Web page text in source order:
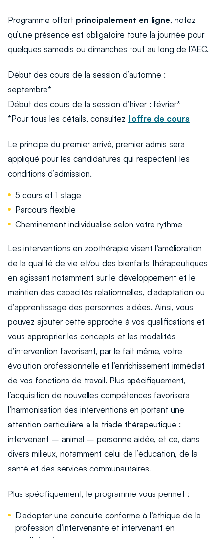
Programme offert principalement en ligne, notez
qu’une présence est obligatoire toute la journée pour
quelques samedis ou dimanches tout au long de l’AEC.
Début des cours de la session d’automne :
septembre*
Début des cours de la session d’hiver : février*
*Pour tous les détails, consultez l’offre de cours
Le principe du premier arrivé, premier admis sera
appliqué pour les candidatures qui respectent les
conditions d’admission.
5 cours et 1 stage
Parcours flexible
Cheminement individualisé selon votre rythme
Les interventions en zoothérapie visent l’amélioration
de la qualité de vie et/ou des bienfaits thérapeutiques
en agissant notamment sur le développement et le
maintien des capacités relationnelles, d’adaptation ou
d’apprentissage des personnes aidées. Ainsi, vous
pouvez ajouter cette approche à vos qualifications et
vous approprier les concepts et les modalités
d’intervention favorisant, par le fait même, votre
évolution professionnelle et l’enrichissement immédiat
de vos fonctions de travail. Plus spécifiquement,
l’acquisition de nouvelles compétences favorisera
l’harmonisation des interventions en portant une
attention particulière à la triade thérapeutique :
intervenant – animal – personne aidée, et ce, dans
divers milieux, notamment celui de l’éducation, de la
santé et des services communautaires.
Plus spécifiquement, le programme vous permet :
D’adopter une conduite conforme à l’éthique de la
profession d’intervenante et intervenant en